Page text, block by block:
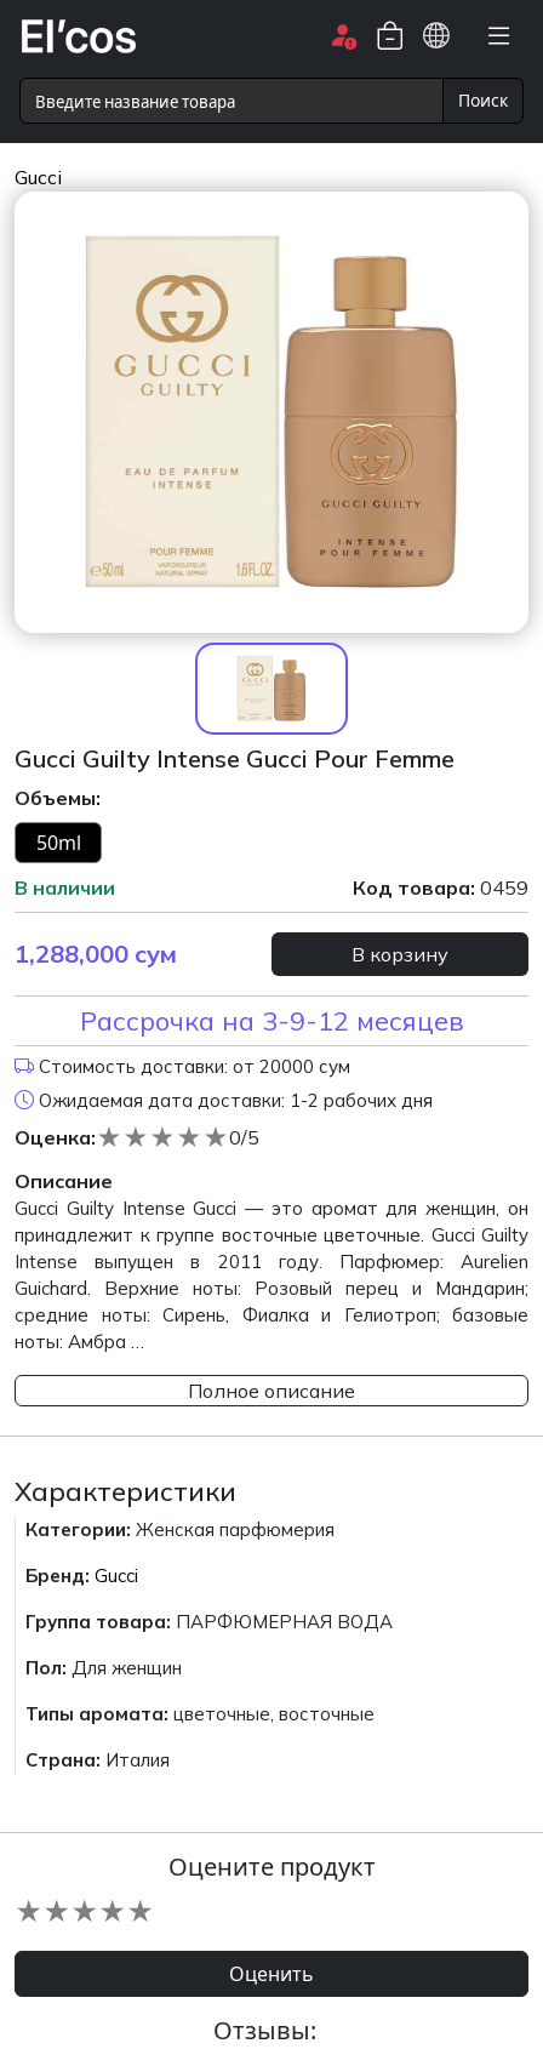
Поиск
Gucci
Gucci Guilty Intense Gucci Pour Femme
Объемы:
50ml
В наличии Код товара: 0459
1,288,000 сум В корзину
Рассрочка на 3-9-12 месяцев
Стоимость доставки: от 20000 сум
Ожидаемая дата доставки: 1-2 рабочих дня
Оценка: ★
★
★
★
★
0/5
Описание
Gucci Guilty Intense Gucci — это аромат для женщин, он
принадлежит к группе восточные цветочные. Gucci Guilty
Intense выпущен в 2011 году. Парфюмер: Aurelien
Guichard. Верхние ноты: Розовый перец и Мандарин;
средние ноты: Сирень, Фиалка и Гелиотроп; базовые
ноты: Амбра …
Полное описание
Характеристики
Категории: Женская парфюмерия
Бренд: Gucci
Группа товара: ПАРФЮМЕРНАЯ ВОДА
Пол: Для женщин
Типы аромата: цветочные, восточные
Страна: Италия
Оцените продукт
★
★
★
★
★
Оценить
Отзывы: